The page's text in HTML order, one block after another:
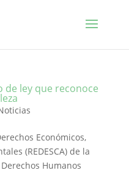
de ley que reconoce
Económicos,
(REDESCA) de la
Humanos